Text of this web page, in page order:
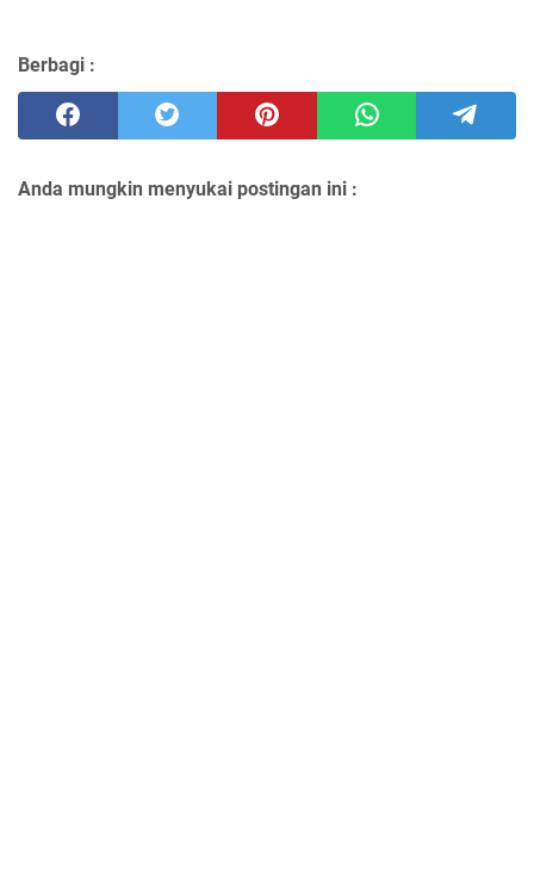
Berbagi :
Anda mungkin menyukai postingan ini :